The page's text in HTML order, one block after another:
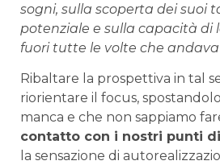
sogni, sulla scoperta dei suoi
potenziale e sulla capacità di
fuori tutte le volte che andava
Ribaltare la prospettiva in tal
riorientare il focus,
manca e che non sappiamo
contatto con i nostri punti
la sensazione di